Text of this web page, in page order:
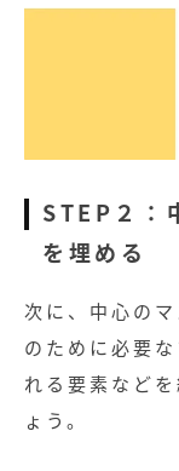
STEP２：
を埋める
次に、中心の
のために必要な
れる要素など
ょう。